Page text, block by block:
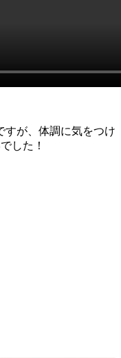
すが、体調に気をつけ
した！